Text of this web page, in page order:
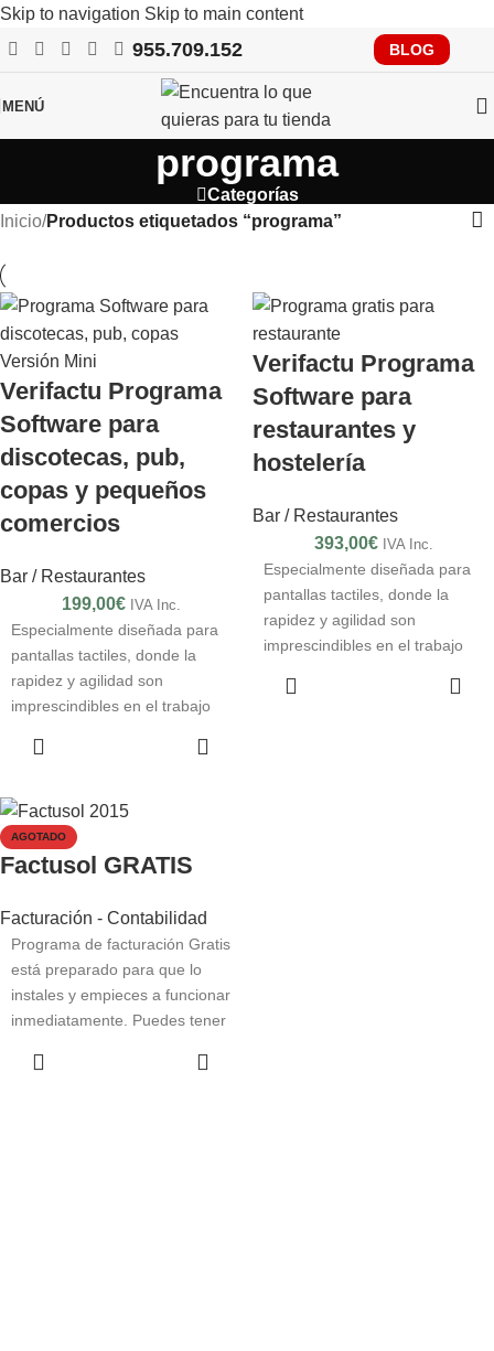
Skip to navigation Skip to main content
RECUERDA QUE PRONTO TENDRÁS QUE CUMPLIR CON
VERIFACTU, CONSÚLTANOS
955.709.152 BLOG
MENÚ
programa
Categorías
Inicio/Productos etiquetados “programa”
Verifactu Programa
Software para
discotecas, pub,
copas y pequeños
comercios
Bar / Restaurantes
199,00€ IVA Inc.
Especialmente diseñada para
pantallas tactiles, donde la
rapidez y agilidad son
imprescindibles en el trabajo
Verifactu Programa
Software para
restaurantes y
hostelería
Bar / Restaurantes
393,00€ IVA Inc.
Especialmente diseñada para
pantallas tactiles, donde la
rapidez y agilidad son
imprescindibles en el trabajo
AGOTADO
Factusol GRATIS
Facturación - Contabilidad
Programa de facturación Gratis
está preparado para que lo
instales y empieces a funcionar
inmediatamente. Puedes tener
instalarlo en red y crear todas